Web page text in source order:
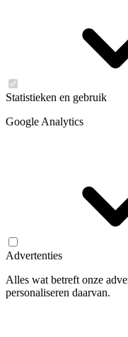
Statistieken en gebruik
Google Analytics
Advertenties
Alles wat betreft onze
personaliseren daarvan.